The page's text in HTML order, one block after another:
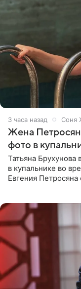
3 часа назад Соня
Жена
фото в
Татьяна Брухунова
в купальнике во
Евгения